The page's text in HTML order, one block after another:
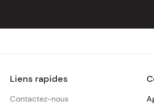
Liens rapides
Contactez-nous